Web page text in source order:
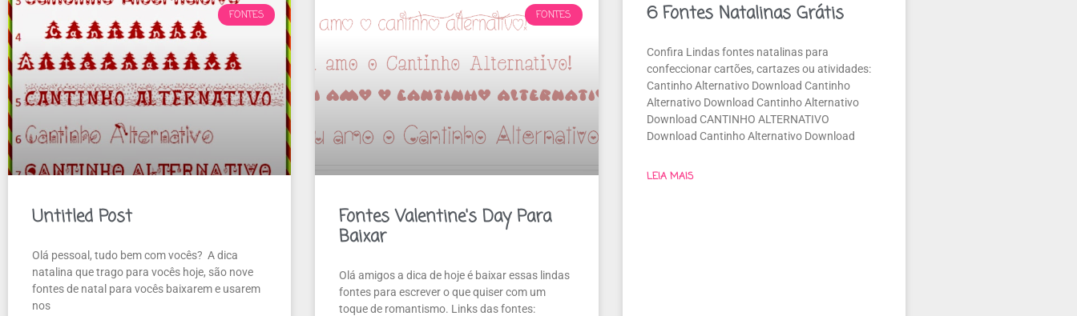
FONTES
Untitled Post
Olá pessoal, tudo bem com vocês? A dica
natalina que trago para vocês hoje, são nove
fontes de natal para vocês baixarem e usarem
nos
FONTES
Fontes Valentine's Day Para
Baixar
Olá amigos a dica de hoje é baixar essas lindas
fontes para escrever o que quiser com um
toque de romantismo. Links das fontes:
6 Fontes Natalinas Grátis
Confira Lindas fontes natalinas para
confeccionar cartões, cartazes ou atividades:
Cantinho Alternativo Download Cantinho
Alternativo Download Cantinho Alternativo
Download CANTINHO ALTERNATIVO
Download Cantinho Alternativo Download
LEIA MAIS